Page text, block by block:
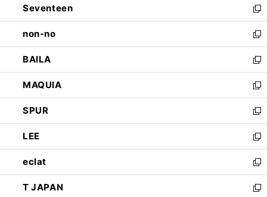
く
で
開
く
ド
ウ
で
開
く
Seventeen
新
し
い
ウ
ィ
ン
ド
ウ
で
開
く
non-no
新
し
い
ウ
ィ
ン
ド
ウ
で
開
く
BAILA
新
し
い
ウ
ィ
ン
ド
ウ
で
開
く
MAQUIA
新
し
い
ウ
ィ
ン
ド
ウ
で
SPUR
新
し
い
ウ
ィ
ン
ド
LEE
新
し
い
ウ
ィ
eclat
新
し
い
T JAPAN
新